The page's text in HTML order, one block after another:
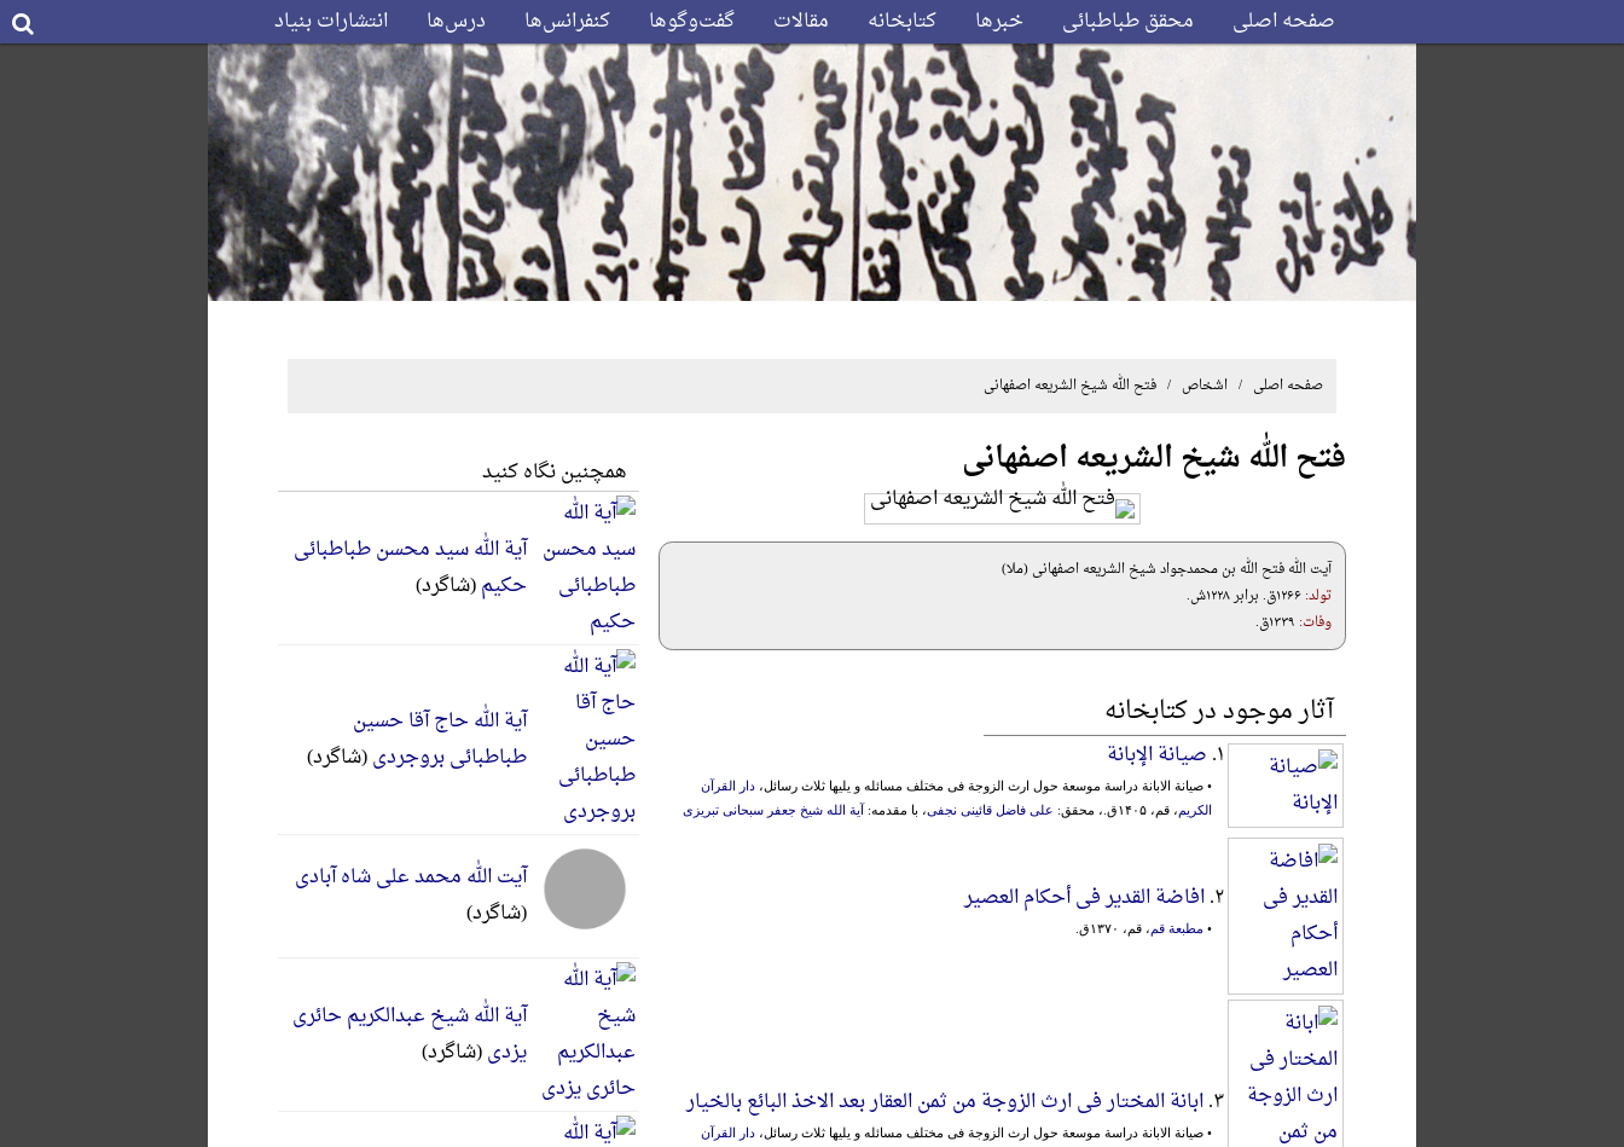
صفحه اصلی محقق طباطبائی خبرها کتابخانه مقالات گفت‌وگوها کنفرانس‌ها درس‌ها انتشارات بنیاد
صفحه اصلی / اشخاص / فتح الله شیخ الشریعه اصفهانی
فتح الله شیخ الشریعه اصفهانی
آیت الله فتح الله بن محمدجواد شیخ الشریعه اصفهانی (ملا)
تولد:۱۲۶۶ق. برابر ۱۲۲۸ش.
وفات:
آثار موجود در کتابخانه
۱. صیانة الإبانة
• صیانة الابانة دراسة موسعة حول ارث الزوجة فی مختلف مسائله و یلیها ثلاث رسائل، دار القرآن
الکریم ، قم، ۱۴۰۵ق.، محقق: علی فاضل قائینی نجفی، با مقدمه: آیة الله شیخ جعفر سبحانی تبریزی
۲. افاضة القدیر فی أحکام العصیر
• مطبعة قم ، قم، ۱۳۷۰ق.
۳. ابانة المختار فی ارث الزوجة من ثمن العقار بعد الاخذ البائع بالخیار
• صیانة الابانة دراسة موسعة حول ارث الزوجة فی مختلف مسائله و یلیها ثلاث رسائل، دار القرآن
همچنین نگاه کنید
آیة الله سید محسن طباطبائی
حکیم(شاگرد)
آیة الله حاج آقا حسین
طباطبائی بروجردی(شاگرد)
آیت الله محمد علی شاه آبادی
(شاگرد)
آیة الله شیخ عبدالکریم حائری
یزدی(شاگرد)